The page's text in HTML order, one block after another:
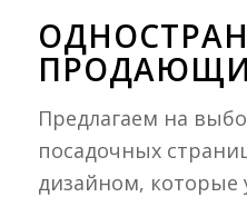
Предлагаем на
посадочных
дизайном, которые